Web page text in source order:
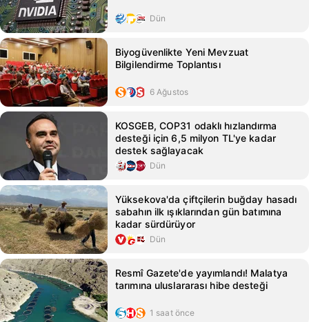
Dün
Biyogüvenlikte Yeni Mevzuat
Bilgilendirme Toplantısı
6 Ağustos
KOSGEB, COP31 odaklı hızlandırma
desteği için 6,5 milyon TL'ye kadar
destek sağlayacak
Dün
Yüksekova'da çiftçilerin buğday hasadı
sabahın ilk ışıklarından gün batımına
kadar sürdürüyor
Dün
Resmî Gazete'de yayımlandı! Malatya
tarımına uluslararası hibe desteği
1 saat önce